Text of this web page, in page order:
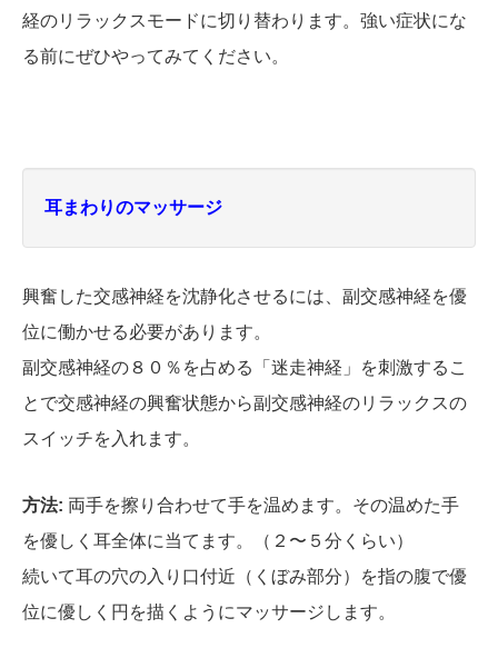
経のリラックスモードに切り替わります。強い症状にな
る前にぜひやってみてください。
耳まわりのマッサージ
興奮した交感神経を沈静化させるには、副交感神経を優
位に働かせる必要があります。
副交感神経の８０％を占める「迷走神経」を刺激するこ
とで交感神経の興奮状態から副交感神経のリラックスの
スイッチを入れます。
方法: 両手を擦り合わせて手を温めます。その温めた手
を優しく耳全体に当てます。（２〜５分くらい）
続いて耳の穴の入り口付近（くぼみ部分）を指の腹で優
位に優しく円を描くようにマッサージします。